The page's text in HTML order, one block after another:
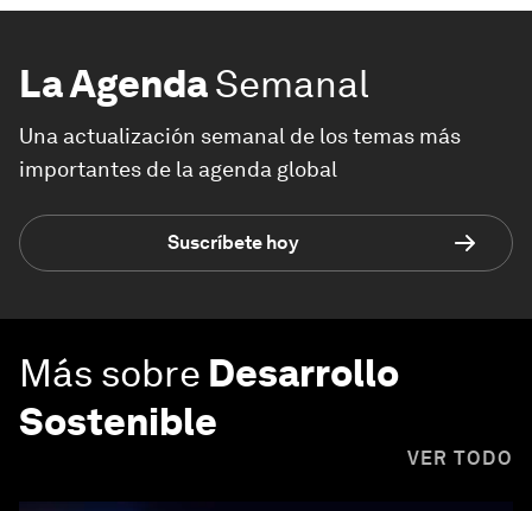
La AgendaSemanal
Una actualización semanal de los temas más
importantes de la agenda global
Suscríbete hoy
Más sobre Desarrollo
Sostenible
VER TODO